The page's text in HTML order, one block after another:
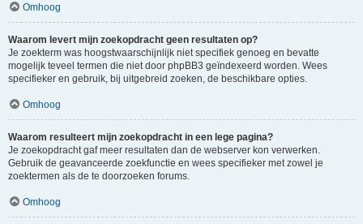
Omhoog
Waarom levert mijn zoekopdracht geen resultaten op?
Je zoekterm was hoogstwaarschijnlijk niet specifiek genoeg en bevatte
mogelijk teveel termen die niet door phpBB3 geïndexeerd worden. Wees
specifieker en gebruik, bij uitgebreid zoeken, de beschikbare opties.
Omhoog
Waarom resulteert mijn zoekopdracht in een lege pagina?
Je zoekopdracht gaf meer resultaten dan de webserver kon verwerken.
Gebruik de geavanceerde zoekfunctie en wees specifieker met zowel je
zoektermen als de te doorzoeken forums.
Omhoog